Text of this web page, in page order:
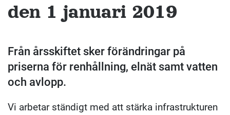
den 1 januari 2019
Från årsskiftet sker förändringar på
priserna för renhållning, elnät samt vatten
och avlopp.
Vi arbetar ständigt med att stärka infrastrukturen